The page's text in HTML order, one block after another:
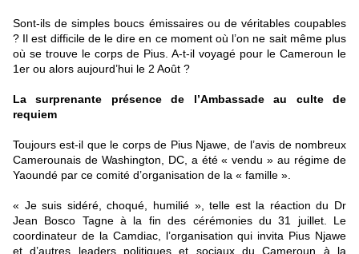
Sont-ils de simples boucs émissaires ou de véritables coupables
? Il est difficile de le dire en ce moment où l’on ne sait même plus
où se trouve le corps de Pius. A-t-il voyagé pour le Cameroun le
1er ou alors aujourd’hui le 2 Août ?
La surprenante présence de l’Ambassade au culte de
requiem
Toujours est-il que le corps de Pius Njawe, de l’avis de nombreux
Camerounais de Washington, DC, a été « vendu » au régime de
Yaoundé par ce comité d’organisation de la « famille ».
« Je suis sidéré, choqué, humilié », telle est la réaction du Dr
Jean Bosco Tagne à la fin des cérémonies du 31 juillet. Le
coordinateur de la Camdiac, l’organisation qui invita Pius Njawe
et d’autres leaders politiques et sociaux du Cameroun à la